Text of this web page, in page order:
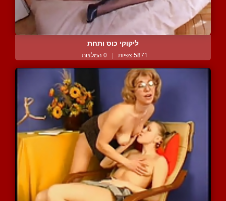
ליקוקי כוס ותחת
5871 צפיות | 0 המלצות